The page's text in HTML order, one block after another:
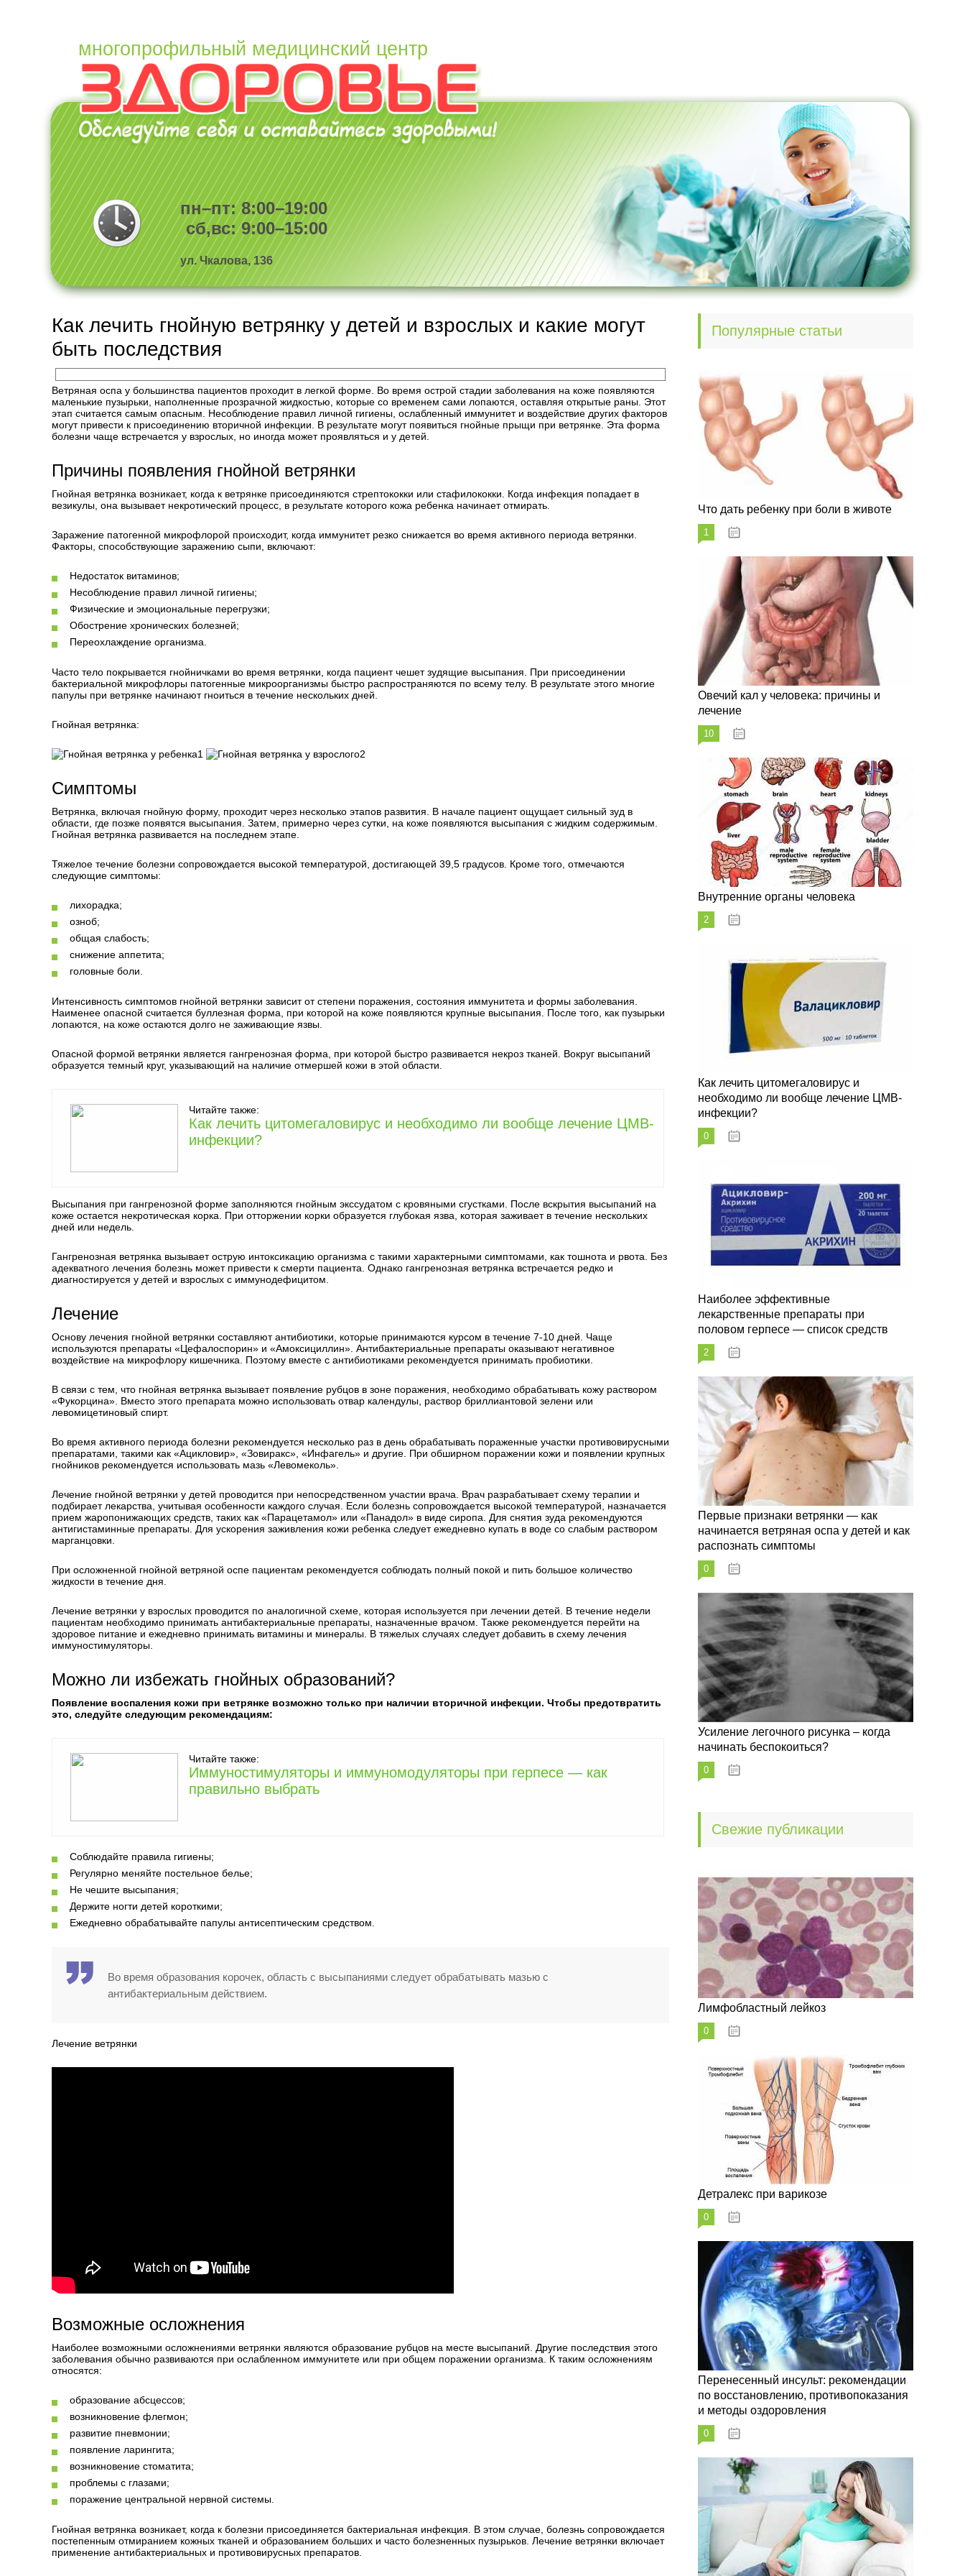
многопрофильный медицинский центр
пн–пт: 8:00–19:00
сб,вс: 9:00–15:00
ул. Чкалова, 136
Как лечить гнойную ветрянку у детей и взрослых и какие могут
быть последствия
Ветряная оспа у большинства пациентов проходит в легкой форме. Во время острой стадии заболевания на коже появляются
маленькие пузырьки, наполненные прозрачной жидкостью, которые со временем сами лопаются, оставляя открытые раны. Этот
этап считается самым опасным. Несоблюдение правил личной гигиены, ослабленный иммунитет и воздействие других факторов
могут привести к присоединению вторичной инфекции. В результате могут появиться гнойные прыщи при ветрянке. Эта форма
болезни чаще встречается у взрослых, но иногда может проявляться и у детей.
Причины появления гнойной ветрянки
Гнойная ветрянка возникает, когда к ветрянке присоединяются стрептококки или стафилококки. Когда инфекция попадает в
везикулы, она вызывает некротический процесс, в результате которого кожа ребенка начинает отмирать.
Заражение патогенной микрофлорой происходит, когда иммунитет резко снижается во время активного периода ветрянки.
Факторы, способствующие заражению сыпи, включают:
Недостаток витаминов;
Несоблюдение правил личной гигиены;
Физические и эмоциональные перегрузки;
Обострение хронических болезней;
Переохлаждение организма.
Часто тело покрывается гнойничками во время ветрянки, когда пациент чешет зудящие высыпания. При присоединении
бактериальной микрофлоры патогенные микроорганизмы быстро распространяются по всему телу. В результате этого многие
папулы при ветрянке начинают гноиться в течение нескольких дней.
Гнойная ветрянка:
1 2
Симптомы
Ветрянка, включая гнойную форму, проходит через несколько этапов развития. В начале пациент ощущает сильный зуд в
области, где позже появятся высыпания. Затем, примерно через сутки, на коже появляются высыпания с жидким содержимым.
Гнойная ветрянка развивается на последнем этапе.
Тяжелое течение болезни сопровождается высокой температурой, достигающей 39,5 градусов. Кроме того, отмечаются
следующие симптомы:
лихорадка;
озноб;
общая слабость;
снижение аппетита;
головные боли.
Интенсивность симптомов гнойной ветрянки зависит от степени поражения, состояния иммунитета и формы заболевания.
Наименее опасной считается буллезная форма, при которой на коже появляются крупные высыпания. После того, как пузырьки
лопаются, на коже остаются долго не заживающие язвы.
Опасной формой ветрянки является гангренозная форма, при которой быстро развивается некроз тканей. Вокруг высыпаний
образуется темный круг, указывающий на наличие отмершей кожи в этой области.
Читайте также:
Как лечить цитомегаловирус и необходимо ли вообще лечение ЦМВ-
инфекции?
Высыпания при гангренозной форме заполняются гнойным экссудатом с кровяными сгустками. После вскрытия высыпаний на
коже остается некротическая корка. При отторжении корки образуется глубокая язва, которая заживает в течение нескольких
дней или недель.
Гангренозная ветрянка вызывает острую интоксикацию организма с такими характерными симптомами, как тошнота и рвота. Без
адекватного лечения болезнь может привести к смерти пациента. Однако гангренозная ветрянка встречается редко и
диагностируется у детей и взрослых с иммунодефицитом.
Лечение
Основу лечения гнойной ветрянки составляют антибиотики, которые принимаются курсом в течение 7-10 дней. Чаще
используются препараты «Цефалоспорин» и «Амоксициллин». Антибактериальные препараты оказывают негативное
воздействие на микрофлору кишечника. Поэтому вместе с антибиотиками рекомендуется принимать пробиотики.
В связи с тем, что гнойная ветрянка вызывает появление рубцов в зоне поражения, необходимо обрабатывать кожу раствором
«Фукорцина». Вместо этого препарата можно использовать отвар календулы, раствор бриллиантовой зелени или
левомицетиновый спирт.
Во время активного периода болезни рекомендуется несколько раз в день обрабатывать пораженные участки противовирусными
препаратами, такими как «Ацикловир», «Зовиракс», «Инфагель» и другие. При обширном поражении кожи и появлении крупных
гнойников рекомендуется использовать мазь «Левомеколь».
Лечение гнойной ветрянки у детей проводится при непосредственном участии врача. Врач разрабатывает схему терапии и
подбирает лекарства, учитывая особенности каждого случая. Если болезнь сопровождается высокой температурой, назначается
прием жаропонижающих средств, таких как «Парацетамол» или «Панадол» в виде сиропа. Для снятия зуда рекомендуются
антигистаминные препараты. Для ускорения заживления кожи ребенка следует ежедневно купать в воде со слабым раствором
марганцовки.
При осложненной гнойной ветряной оспе пациентам рекомендуется соблюдать полный покой и пить большое количество
жидкости в течение дня.
Лечение ветрянки у взрослых проводится по аналогичной схеме, которая используется при лечении детей. В течение недели
пациентам необходимо принимать антибактериальные препараты, назначенные врачом. Также рекомендуется перейти на
здоровое питание и ежедневно принимать витамины и минералы. В тяжелых случаях следует добавить в схему лечения
иммуностимуляторы.
Можно ли избежать гнойных образований?
Появление воспаления кожи при ветрянке возможно только при наличии вторичной инфекции. Чтобы предотвратить
это, следуйте следующим рекомендациям:
Читайте также:
Иммуностимуляторы и иммуномодуляторы при герпесе — как
правильно выбрать
Соблюдайте правила гигиены;
Регулярно меняйте постельное белье;
Не чешите высыпания;
Держите ногти детей короткими;
Ежедневно обрабатывайте папулы антисептическим средством.
Во время образования корочек, область с высыпаниями следует обрабатывать мазью с
антибактериальным действием.
Лечение ветрянки
Возможные осложнения
Наиболее возможными осложнениями ветрянки являются образование рубцов на месте высыпаний. Другие последствия этого
заболевания обычно развиваются при ослабленном иммунитете или при общем поражении организма. К таким осложнениям
относятся:
образование абсцессов;
возникновение флегмон;
развитие пневмонии;
появление ларингита;
возникновение стоматита;
проблемы с глазами;
поражение центральной нервной системы.
Гнойная ветрянка возникает, когда к болезни присоединяется бактериальная инфекция. В этом случае, болезнь сопровождается
постепенным отмиранием кожных тканей и образованием больших и часто болезненных пузырьков. Лечение ветрянки включает
применение антибактериальных и противовирусных препаратов.
Популярные статьи
Что дать ребенку при боли в животе
1
Овечий кал у человека: причины и
лечение
10
Внутренние органы человека
2
Как лечить цитомегаловирус и
необходимо ли вообще лечение ЦМВ-
инфекции?
0
Наиболее эффективные
лекарственные препараты при
половом герпесе — список средств
2
Первые признаки ветрянки — как
начинается ветряная оспа у детей и как
распознать симптомы
0
Усиление легочного рисунка – когда
начинать беспокоиться?
0
Свежие публикации
Лимфобластный лейкоз
0
Детралекс при варикозе
0
Перенесенный инсульт: рекомендации
по восстановлению, противопоказания
и методы оздоровления
0